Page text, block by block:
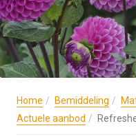
Home Bemiddeling
Actuele aanbod